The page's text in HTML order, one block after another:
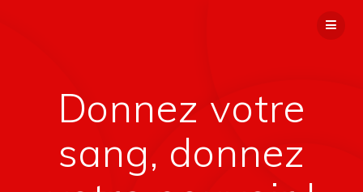
Donnez votre
sang, donnez